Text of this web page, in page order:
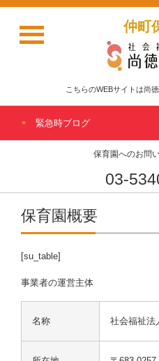
仲町
こちらのWEBサイトは尚
緊急時ブログ
保育園へのお問
03-
保育園概要
[su_table]
事業者の運営主体
名称 社会福祉法